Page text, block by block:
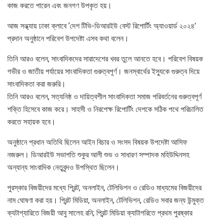
কাজ করতে পারেন এবং জনগণ উপকৃত হয়।
আজ সন্ধ্যায় ঢাকা ক্লাবে ‘দেশ টিভি-ডিআরইউ বেস্ট রিপোর্টিং অ্যাওয়ার্ড ২০২৪’
প্রদান অনুষ্ঠানে পরিবেশ উপদেষ্টা এসব কথা বলেন।
তিনি আরও বলেন, সাংবাদিকদের সারাদেশের খবর তুলে আনতে হবে। পরিবেশ বিষয়ক
গভীর ও জাতীয় পর্যায়ের সাংবাদিকতা গুরুত্বপূর্ণ। জনস্বার্থের ইস্যুকে গুরুত্ব দিয়ে
সাংবাদিকতা করা জরুরি।
তিনি আরও বলেন, সত্যনিষ্ঠ ও দায়িত্বশীল সাংবাদিকতা সমাজ পরিবর্তনের গুরুত্বপূর্ণ
শক্তি হিসেবে কাজ করে। সাহসী ও নিরপেক্ষ রিপোর্টিং দেশকে সঠিক পথে পরিচালিত
করতে সহায়ক হবে।
অনুষ্ঠানে প্রধান অতিথি ছিলেন আইন বিচার ও সংসদ বিষয়ক উপদেষ্টা আসিফ
নজরুল। ডিআরইউ সভাপতি শুকুর আলী শুভ ও সাধারণ সম্পাদক মহিউদ্দিনসহ
অন্যান্য সাংবাদিক নেতৃবৃন্দও উপস্থিত ছিলেন।
পুরস্কার বিজয়ীদের মধ্যে প্রিন্ট, অনলাইন, টেলিভিশন ও রেডিও মাধ্যমের বিজয়ীদের
নাম ঘোষণা করা হয়। প্রিন্ট মিডিয়া, অনলাইন, টেলিভিশন, রেডিও সবার জন্য উন্মুক্ত
ক্যটাগ্যারিতে বিজয়ী আবু সালেহ রনি; প্রিন্ট মিডিয়া ক্যাটাগরিতে প্রথম পুরষ্কার